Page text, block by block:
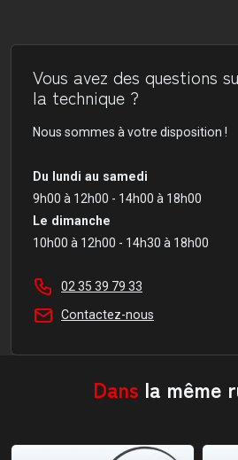
Vous avez des questions
la technique ?
Nous sommes à votre disposition !
Du lundi au samedi
9h00 à 12h00 - 14h00 à 18h00
Le dimanche
10h00 à 12h00 - 14h30 à 18h00
02 35 39 79 33
Contactez-nous
Dans la même